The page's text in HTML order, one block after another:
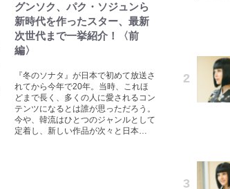
グンソク、パク・ソジュンら
新時代を作ったスター、最新
次世代まで一挙紹介！〈前
編〉
『冬のソナタ』が日本で初めて放送さ
れてから今年で20年。当時、これほ
どまで長く、多くの人に愛されるコン
テンツになるとは誰が思っただろう。
今や、韓流はひとつのジャンルとして
定着し、新しい作品が次々と日本…